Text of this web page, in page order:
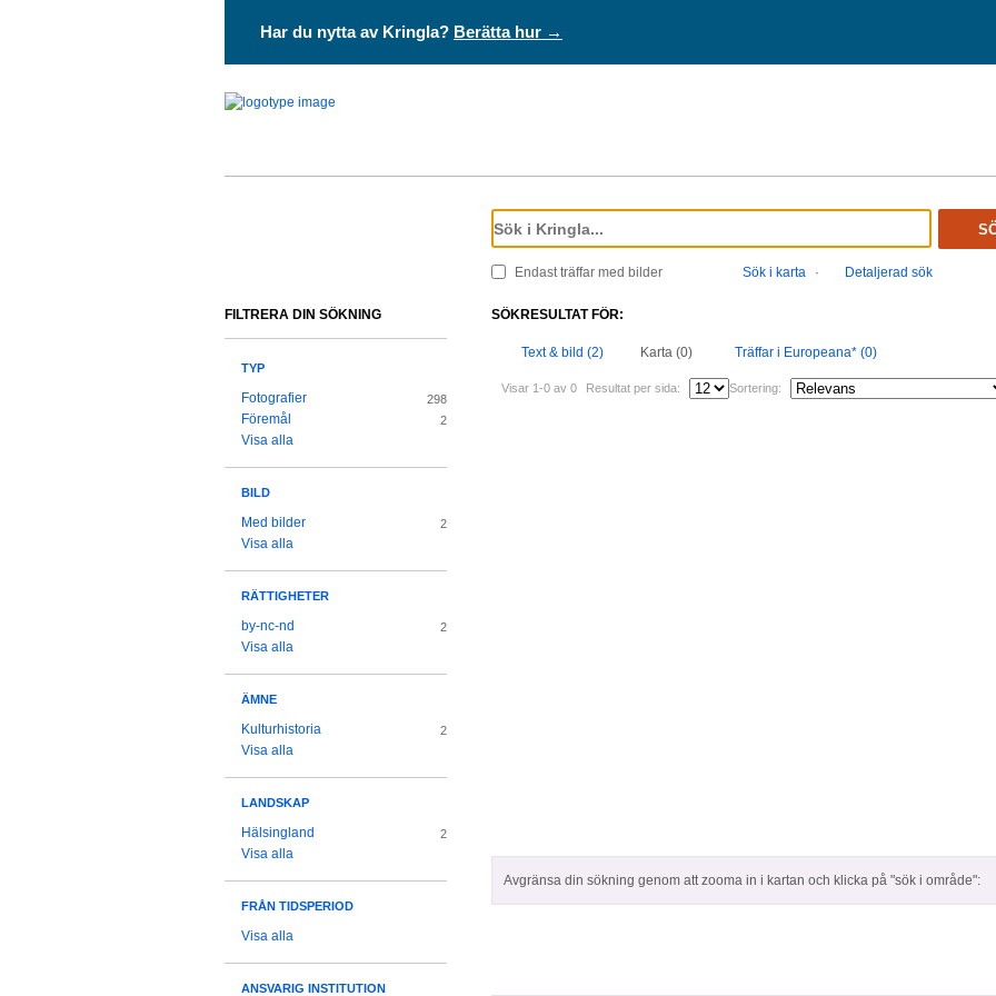
Har du nytta av Kringla? Berätta hur →
Endast träffar med bilder Sök i karta · Detaljerad sök
SÖKRESULTAT FÖR:
Text & bild (2) Karta (0) Träffar i Europeana* (0)
Visar 1-0 av 0 Resultat per sida: Sortering:
Avgränsa din sökning genom att zooma in i kartan och klicka på "sök i område":
FILTRERA DIN SÖKNING
TYP
Fotografier 298
Föremål 2
Visa alla
BILD
Med bilder 2
Visa alla
RÄTTIGHETER
by-nc-nd 2
Visa alla
ÄMNE
Kulturhistoria 2
Visa alla
LANDSKAP
Hälsingland 2
Visa alla
FRÅN TIDSPERIOD
Visa alla
ANSVARIG INSTITUTION